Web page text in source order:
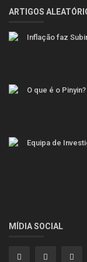
ARTIGOS
Inflação faz
O que é o Pinyin?
Equipa de
MÍDIA SOCIAL